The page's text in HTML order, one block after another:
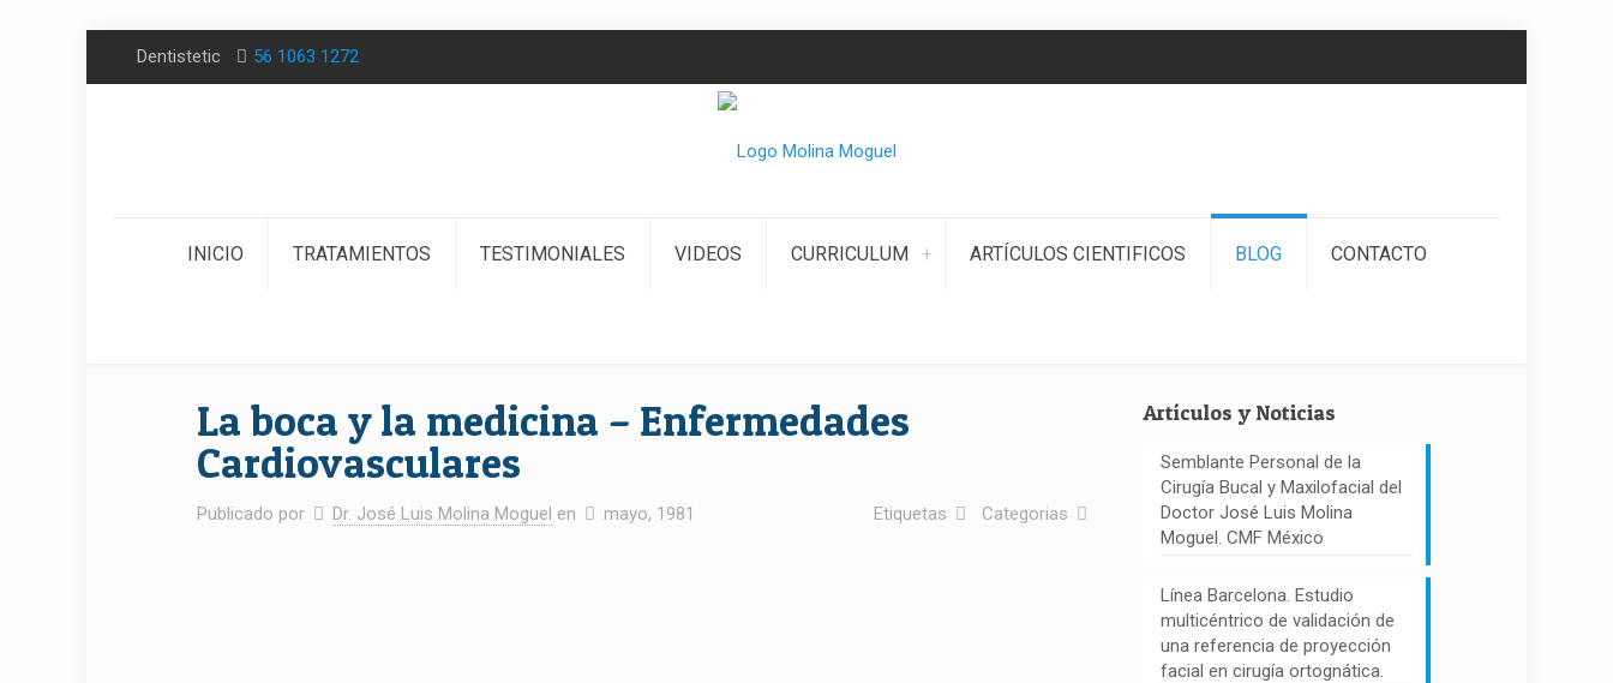
Dentistetic 56 1063 1272
INICIO TRATAMIENTOS TESTIMONIALES VIDEOS CURRICULUM ARTÍCULOS CIENTIFICOS BLOG CONTACTO
La boca y la medicina – Enfermedades
Cardiovasculares
Publicado por Dr. José Luis Molina Moguel en mayo, 1981 Categorias
Etiquetas
Artículos y Noticias
Semblante Personal de la
Cirugía Bucal y Maxilofacial del
Doctor José Luis Molina
Moguel. CMF México
Línea Barcelona. Estudio
multicéntrico de validación de
una referencia de proyección
facial en cirugía ortognática.